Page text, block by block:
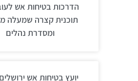
הדרכות בטיחות אש
תוכנית קצרה שמעלה
ומסדרת נהלים
יועץ בטיחות אש ירושלים: